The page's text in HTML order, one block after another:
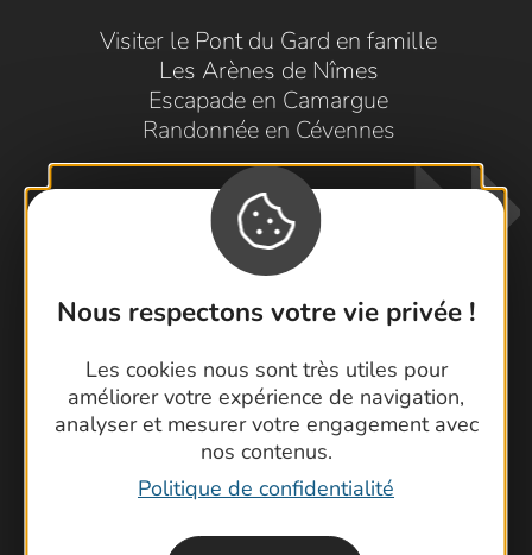
Nous respectons votre vie privée !
Les cookies nous sont très utiles pour
améliorer votre expérience de navigation,
analyser et mesurer votre engagement avec
nos contenus.
Politique de confidentialité
Visiter le Pont du Gard en famille
Les Arènes de Nîmes
Escapade en Camargue
Randonnée en Cévennes
Contactez-nous !
Foire aux questions
Brochures
Cartoguides et Topoguides